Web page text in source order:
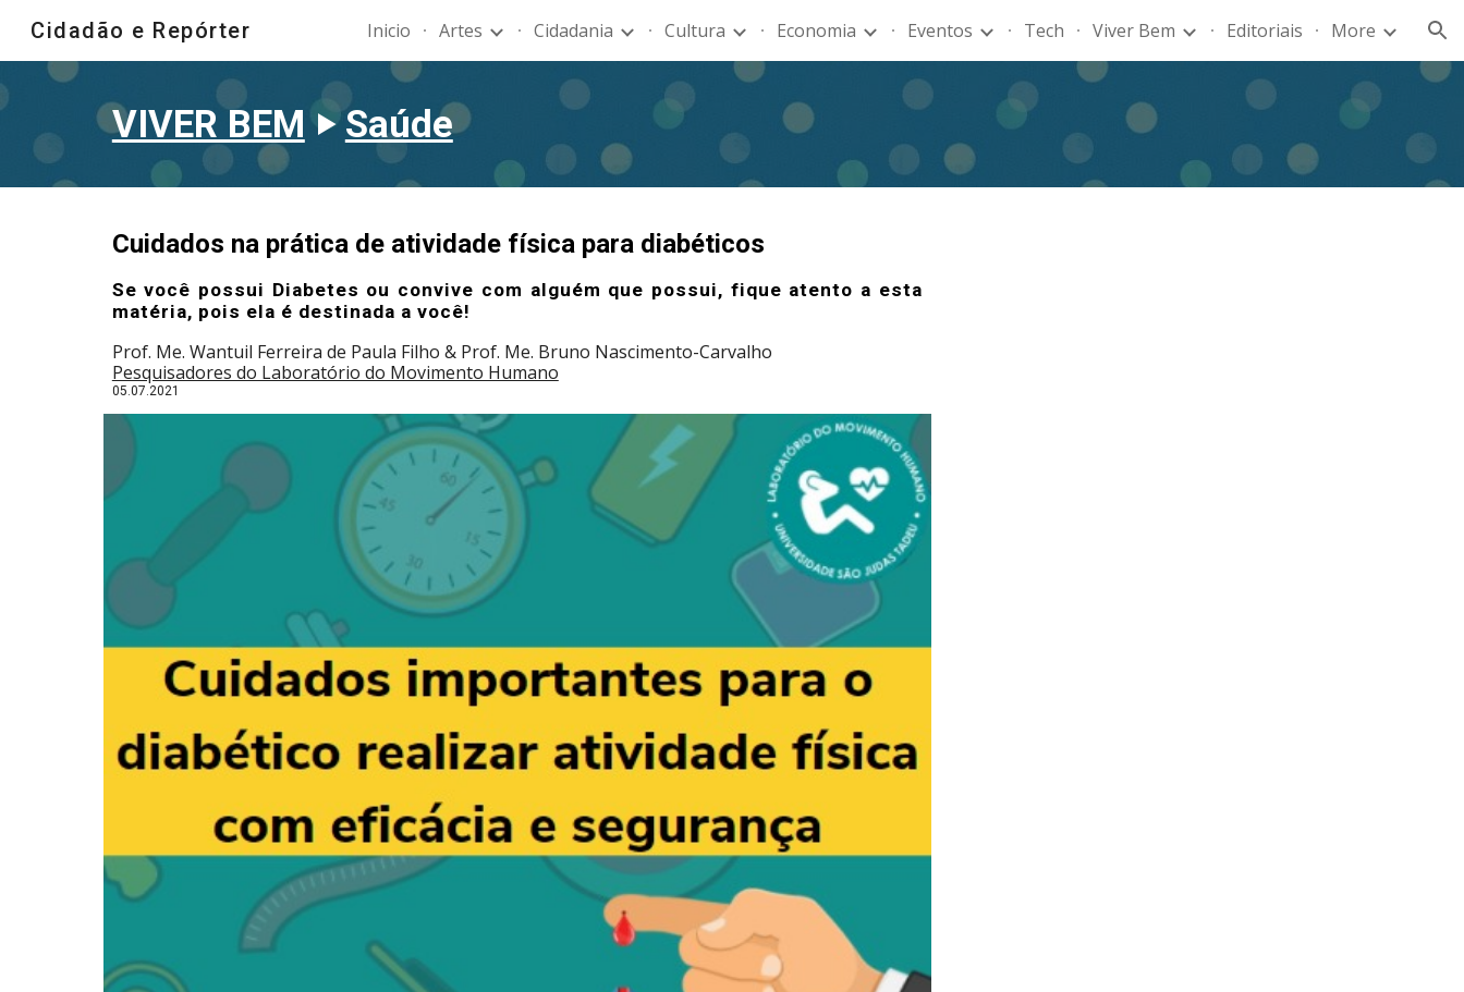
Skip to main content Skip to navigation
Cidadão e Repórter Inicio Artes Cidadania Cultura Economia Eventos Tech Viver Bem Editoriais More
VIVER BEM ‣Saúde
Cuidados na prática de atividade física para diabéticos
Se você possui Diabetes ou convive com alguém que possui, fique atento a esta
matéria, pois ela é destinada a você!
Prof. Me. Wantuil Ferreira de Paula Filho & Prof. Me. Bruno Nascimento-Carvalho
Pesquisadores do Laboratório do Movimento Humano
05.07.2021